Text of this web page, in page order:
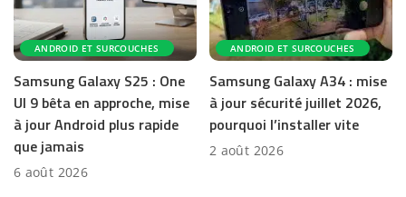
ANDROID ET SURCOUCHES
Samsung Galaxy S25 : One
UI 9 bêta en approche, mise
à jour Android plus rapide
que jamais
6 août 2026
ANDROID ET SURCOUCHES
Samsung Galaxy A34 : mise
à jour sécurité juillet 2026,
pourquoi l’installer vite
2 août 2026